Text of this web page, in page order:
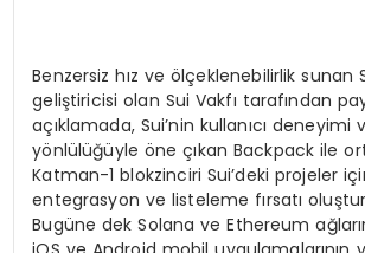
Benzersiz hız ve ölçeklenebilirlik sunan
geliştiricisi olan Sui Vakfı tarafından
açıklamada, Sui’nin kullanıcı deneyimi
yönlülüğüyle öne çıkan Backpack ile
Katman-1 blokzinciri Sui’deki projeler
entegrasyon ve listeleme fırsatı
Bugüne dek Solana ve Ethereum